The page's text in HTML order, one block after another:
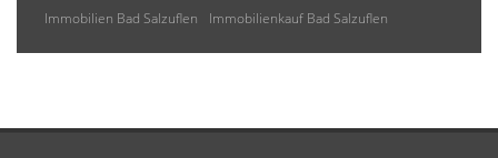
Immobilien Bad Salzuflen
Immobilienkauf Bad Salzuflen